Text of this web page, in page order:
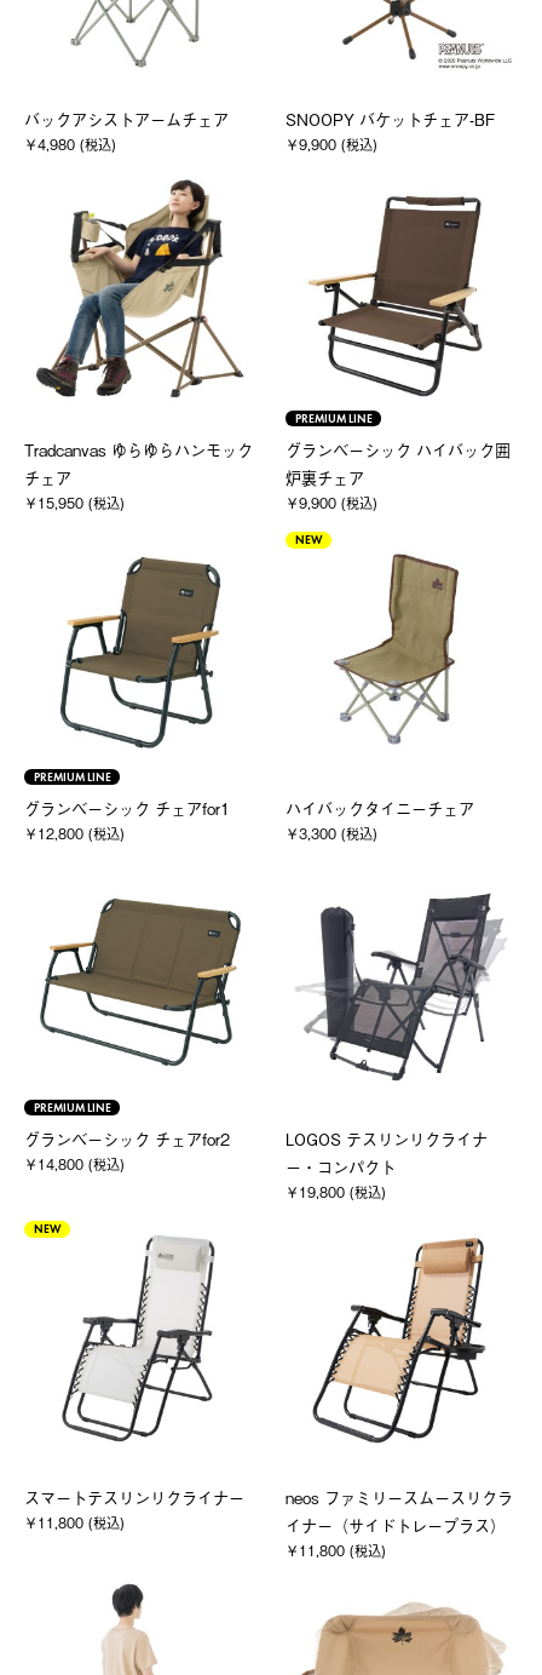
バックアシストアームチェア
￥4,980 (税込)
SNOOPY バケットチェア-BF
￥9,900 (税込)
Tradcanvas ゆらゆらハンモック
チェア
￥15,950 (税込)
PREMIUM LINE
グランベーシック ハイバック囲
炉裏チェア
￥9,900 (税込)
PREMIUM LINE
グランベーシック チェアfor1
￥12,800 (税込)
NEW
ハイバックタイニーチェア
￥3,300 (税込)
PREMIUM LINE
グランベーシック チェアfor2
￥14,800 (税込)
LOGOS テスリンリクライナ
ー・コンパクト
￥19,800 (税込)
NEW
スマートテスリンリクライナー
￥11,800 (税込)
neos ファミリースムースリクラ
イナー（サイドトレープラス）
￥11,800 (税込)